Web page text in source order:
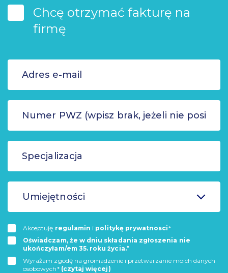
Chcę otrzymać fakturę na
firmę
Umiejętności
Akceptuję regulamin i politykę prywatnosci*
Oświadczam, że w dniu składania zgłoszenia nie
ukończyłam/em 35. roku życia.*
Wyrażam zgodę na gromadzenie i przetwarzanie moich danych
osobowych* (czytaj więcej)